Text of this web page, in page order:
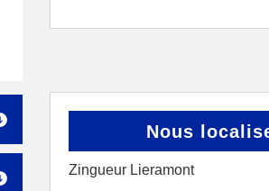
Nous
Zingueur Lieramont